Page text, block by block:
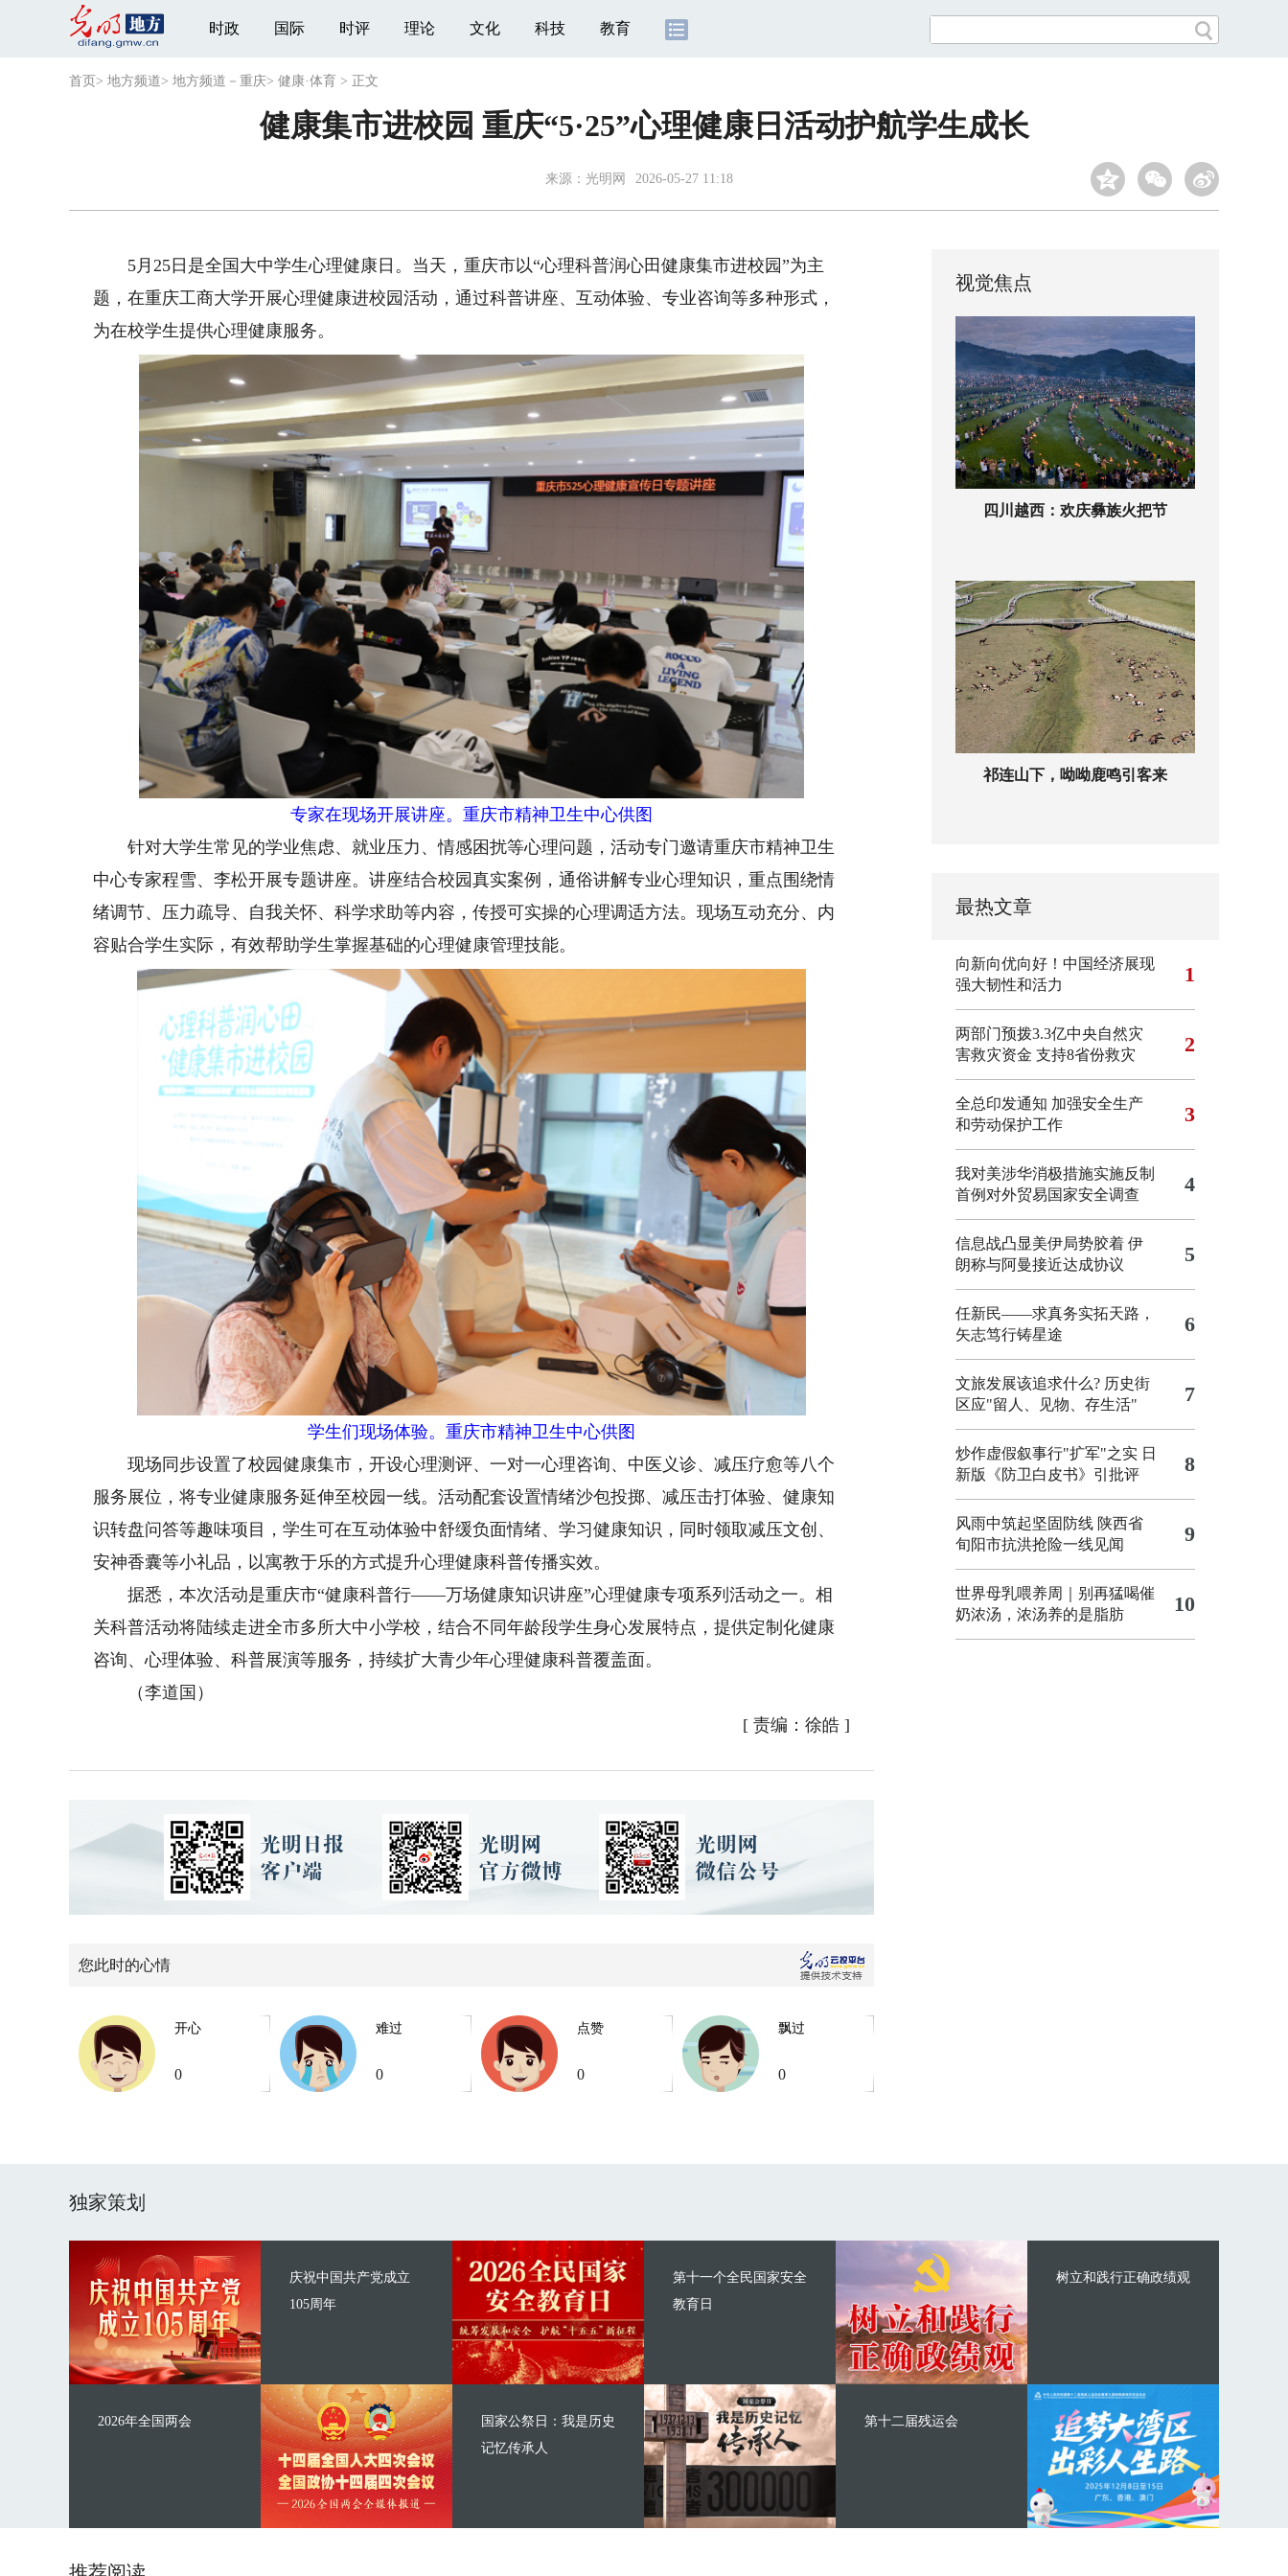
时政 国际 时评 理论 文化 科技 教育
首页 > 地方频道> 地方频道－重庆> 健康·体育 > 正文
健康集市进校园 重庆“5·25”心理健康日活动护航学生成长
来源： 光明网 2026-05-27 11:18
5月25日是全国大中学生心理健康日。当天，重庆市以“心理科普润心田健康集市进校园”为主
题，在重庆工商大学开展心理健康进校园活动，通过科普讲座、互动体验、专业咨询等多种形式，
为在校学生提供心理健康服务。
专家在现场开展讲座。重庆市精神卫生中心供图
针对大学生常见的学业焦虑、就业压力、情感困扰等心理问题，活动专门邀请重庆市精神卫生
中心专家程雪、李松开展专题讲座。讲座结合校园真实案例，通俗讲解专业心理知识，重点围绕情
绪调节、压力疏导、自我关怀、科学求助等内容，传授可实操的心理调适方法。现场互动充分、内
容贴合学生实际，有效帮助学生掌握基础的心理健康管理技能。
学生们现场体验。重庆市精神卫生中心供图
现场同步设置了校园健康集市，开设心理测评、一对一心理咨询、中医义诊、减压疗愈等八个
服务展位，将专业健康服务延伸至校园一线。活动配套设置情绪沙包投掷、减压击打体验、健康知
识转盘问答等趣味项目，学生可在互动体验中舒缓负面情绪、学习健康知识，同时领取减压文创、
安神香囊等小礼品，以寓教于乐的方式提升心理健康科普传播实效。
据悉，本次活动是重庆市“健康科普行——万场健康知识讲座”心理健康专项系列活动之一。相
关科普活动将陆续走进全市多所大中小学校，结合不同年龄段学生身心发展特点，提供定制化健康
咨询、心理体验、科普展演等服务，持续扩大青少年心理健康科普覆盖面。
（李道国）
[ 责编：徐皓 ]
您此时的心情
开心
0
难过
0
点赞
0
飘过
0
视觉焦点
四川越西：欢庆彝族火把节
祁连山下，呦呦鹿鸣引客来
最热文章
向新向优向好！中国经济展现
强大韧性和活力
1
两部门预拨3.3亿中央自然灾
害救灾资金 支持8省份救灾
2
全总印发通知 加强安全生产
和劳动保护工作
3
我对美涉华消极措施实施反制
首例对外贸易国家安全调查
4
信息战凸显美伊局势胶着 伊
朗称与阿曼接近达成协议
5
任新民——求真务实拓天路，
矢志笃行铸星途
6
文旅发展该追求什么? 历史街
区应"留人、见物、存生活"
7
炒作虚假叙事行"扩军"之实 日
新版《防卫白皮书》引批评
8
风雨中筑起坚固防线 陕西省
旬阳市抗洪抢险一线见闻
9
世界母乳喂养周｜别再猛喝催
奶浓汤，浓汤养的是脂肪
10
独家策划
庆祝中国共产党成立
105周年
2026年全国两会
第十一个全民国家安全
教育日
国家公祭日：我是历史
记忆传承人
树立和践行正确政绩观
第十二届残运会